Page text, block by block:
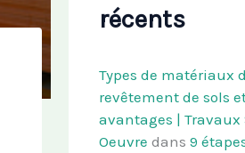
récents
Types de matériaux
revêtement de sols
avantages | Travaux
Oeuvre dans 9